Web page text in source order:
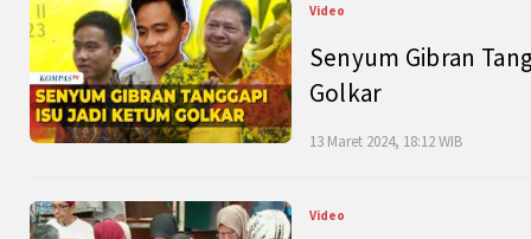
Video
Senyum Gibran
Golkar
13 Maret 2024, 18:12 WIB
Video